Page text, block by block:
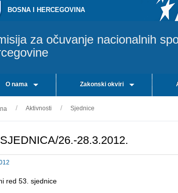
BOSNA I HERCEGOVINA
za očuvanje nacionalnih
O nama Zakonski okviri
Aktivnosti Sjednice
26.-28.3.2012.
red 53. sjednice